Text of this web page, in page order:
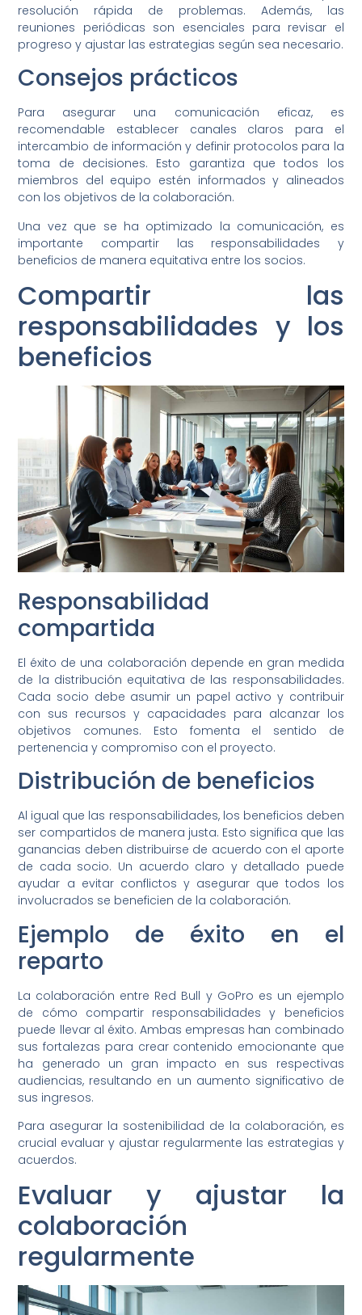
resolución rápida de problemas. Además, las
reuniones periódicas son esenciales para revisar el
progreso y ajustar las estrategias según sea necesario.
Consejos prácticos
Para asegurar una comunicación eficaz, es
recomendable establecer canales claros para el
intercambio de información y definir protocolos para la
toma de decisiones. Esto garantiza que todos los
miembros del equipo estén informados y alineados
con los objetivos de la colaboración.
Una vez que se ha optimizado la comunicación, es
importante compartir las responsabilidades y
beneficios de manera equitativa entre los socios.
Compartir las
responsabilidades y los
beneficios
Responsabilidad
compartida
El éxito de una colaboración depende en gran medida
de la distribución equitativa de las responsabilidades.
Cada socio debe asumir un papel activo y contribuir
con sus recursos y capacidades para alcanzar los
objetivos comunes. Esto fomenta el sentido de
pertenencia y compromiso con el proyecto.
Distribución de beneficios
Al igual que las responsabilidades, los beneficios deben
ser compartidos de manera justa. Esto significa que las
ganancias deben distribuirse de acuerdo con el aporte
de cada socio. Un acuerdo claro y detallado puede
ayudar a evitar conflictos y asegurar que todos los
involucrados se beneficien de la colaboración.
Ejemplo de éxito en el
reparto
La colaboración entre Red Bull y GoPro es un ejemplo
de cómo compartir responsabilidades y beneficios
puede llevar al éxito. Ambas empresas han combinado
sus fortalezas para crear contenido emocionante que
ha generado un gran impacto en sus respectivas
audiencias, resultando en un aumento significativo de
sus ingresos.
Para asegurar la sostenibilidad de la colaboración, es
crucial evaluar y ajustar regularmente las estrategias y
acuerdos.
Evaluar y ajustar la
colaboración
regularmente